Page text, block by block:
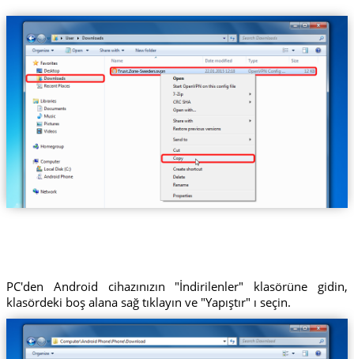
Trust.Zone-Sweden.ovpn
PC'den Android cihazınızın "İndirilenler" klasörüne gidin,
klasördeki boş alana sağ tıklayın ve "Yapıştır" ı seçin.